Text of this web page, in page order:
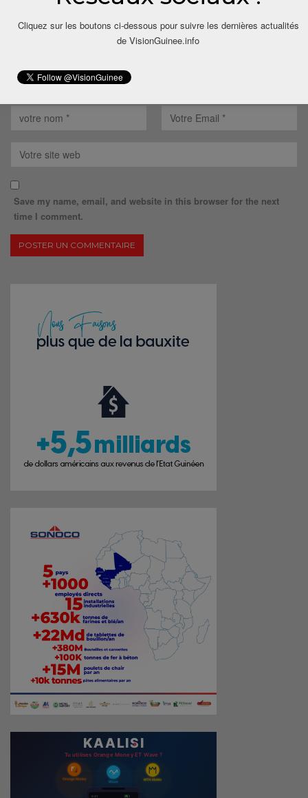
Save my name, email, and website in this browser for the next
time I comment.
Cliquez sur les boutons ci-dessous pour suivre les dernières actualités
de VisionGuinee.info